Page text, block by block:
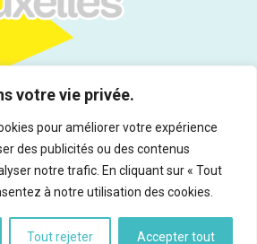
votre vie privée.
pour améliorer votre expérience
des publicités ou des contenus
notre trafic. En cliquant sur « Tout
à notre utilisation des cookies.
Tout rejeter Accepter tout
Drogues & Addictions asbl - Rue du
- Ed. responsable : Rocco Vitali